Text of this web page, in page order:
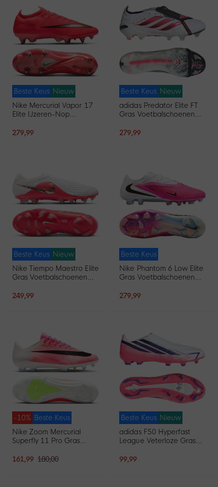
Beste Keus Nieuw
Nike Mercurial Vapor 17
Elite IJzeren-Nop
Felrood Zwart Goud
279,99
Beste Keus Nieuw
adidas Predator Elite FT
Gras Voetbalschoenen
279,99
Beste Keus Nieuw
Nike Tiempo Maestro Elite
Gras Voetbalschoenen
249,99
Beste Keus
Nike Phantom 6 Low Elite
Gras Voetbalschoenen
279,99
Beste Keus
-10%
Nike Zoom Mercurial
Superfly 11 Pro Gras
Felroze Wit Zwart
161,99 180,00
Beste Keus Nieuw
adidas F50 Hyperfast
League Veterloze Gras
Wit Paars Roze
99,99